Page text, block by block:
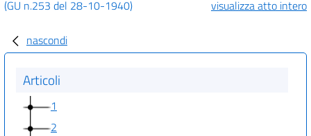
(GU n.253 del 28-10-1940)
visualizza atto intero
nascondi
Articoli
1
2